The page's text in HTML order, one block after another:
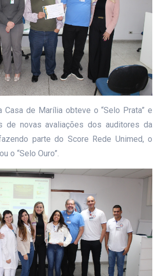
Casa de Marília obteve o “Selo Prata” e
de novas avaliações dos auditores da
parte do Score Rede Unimed, o
o “Selo Ouro”.